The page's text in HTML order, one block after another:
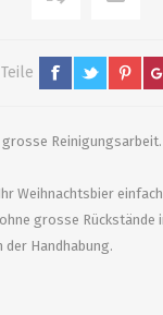
Teile
grosse
Weihnachtsbier
grosse Rückstände
der Handhabung.